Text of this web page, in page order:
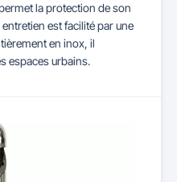
la protection de son
est facilité par une
en inox, il
espaces urbains.